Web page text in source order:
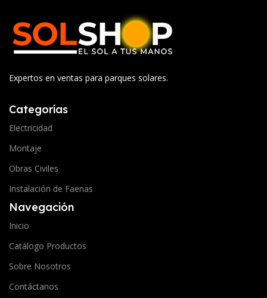
Expertos en ventas para parques solares.
Categorías
Electricidad
Montaje
Obras Civiles
Instalación de Faenas
Navegación
Inicio
Catálogo Productos
Sobre Nosotros
Contáctanos